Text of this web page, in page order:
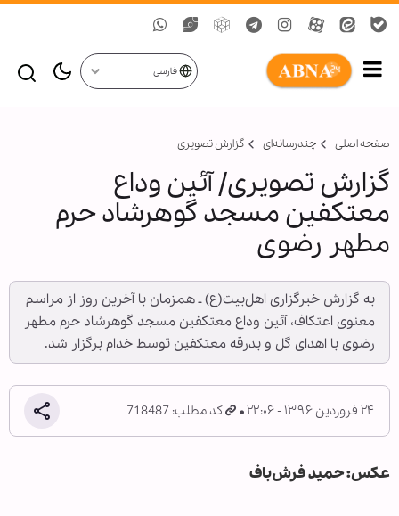
فارسی
صفحه اصلی چندرسانه‌ای گزارش تصويری
گزارش تصویری/ آئین وداع
معتکفین مسجد گوهرشاد حرم
مطهر رضوی
به گزارش خبرگزاری اهل‌بیت(ع) ـ همزمان با آخرین روز از مراسم
معنوی اعتکاف، آئین وداع معتکفین مسجد گوهرشاد حرم مطهر
رضوی با اهدای گل و بدرقه معتکفین توسط خدام برگزار شد.
۲۴ فروردین ۱۳۹۶ - ۲۲:۰۶ کد مطلب: 718487
عکس: حمید فرش‌باف